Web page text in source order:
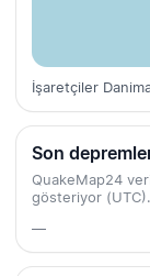
İşaretçiler
Son
QuakeMap24
gösteriyor (UTC).
—